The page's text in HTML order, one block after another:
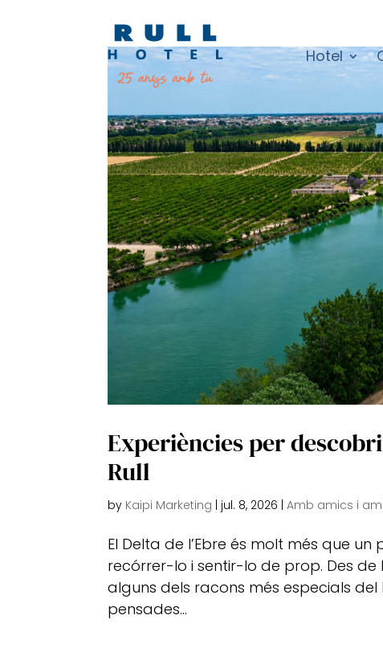
Hotel
Experiències per
Rull
by Kaipi Marketing | jul. 8, 2026 |Amb amics i
El Delta de l’Ebre és molt més que
recórrer-lo i sentir-lo de prop. Des de
alguns dels racons més especials del
pensades...